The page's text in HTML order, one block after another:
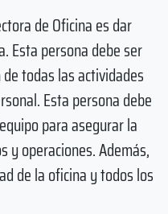
de Oficina es dar
Esta persona debe ser
todas las actividades
Esta persona debe
para asegurar la
y operaciones. Además,
de la oficina y todos los